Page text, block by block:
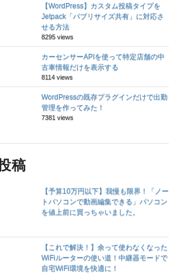
【WordPress】カスタム投稿タイプを
Jetpack「パブリサイズ共有」に対応さ
せる方法
8295 views
カーセンサーAPIを使って特定店舗の中
古車情報だけを表示する
8114 views
WordPressの既存プラグインだけで出勤
管理を作ってみた！
7381 views
稿
【予算10万円以下】我慢も限界！「ノー
トパソコンで動画編集できる」パソコン
を値上前に買っちゃいました。